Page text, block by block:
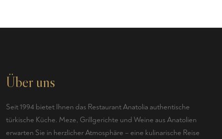
Über uns
Seit 1994 bietet Ihnen das Restaurant Anatolia authentische
türkische Küche. Meze, Grillgerichte und Weine aus Anatolien
erwarten Sie in herzlicher Atmosphäre – eine kulinarische Reise